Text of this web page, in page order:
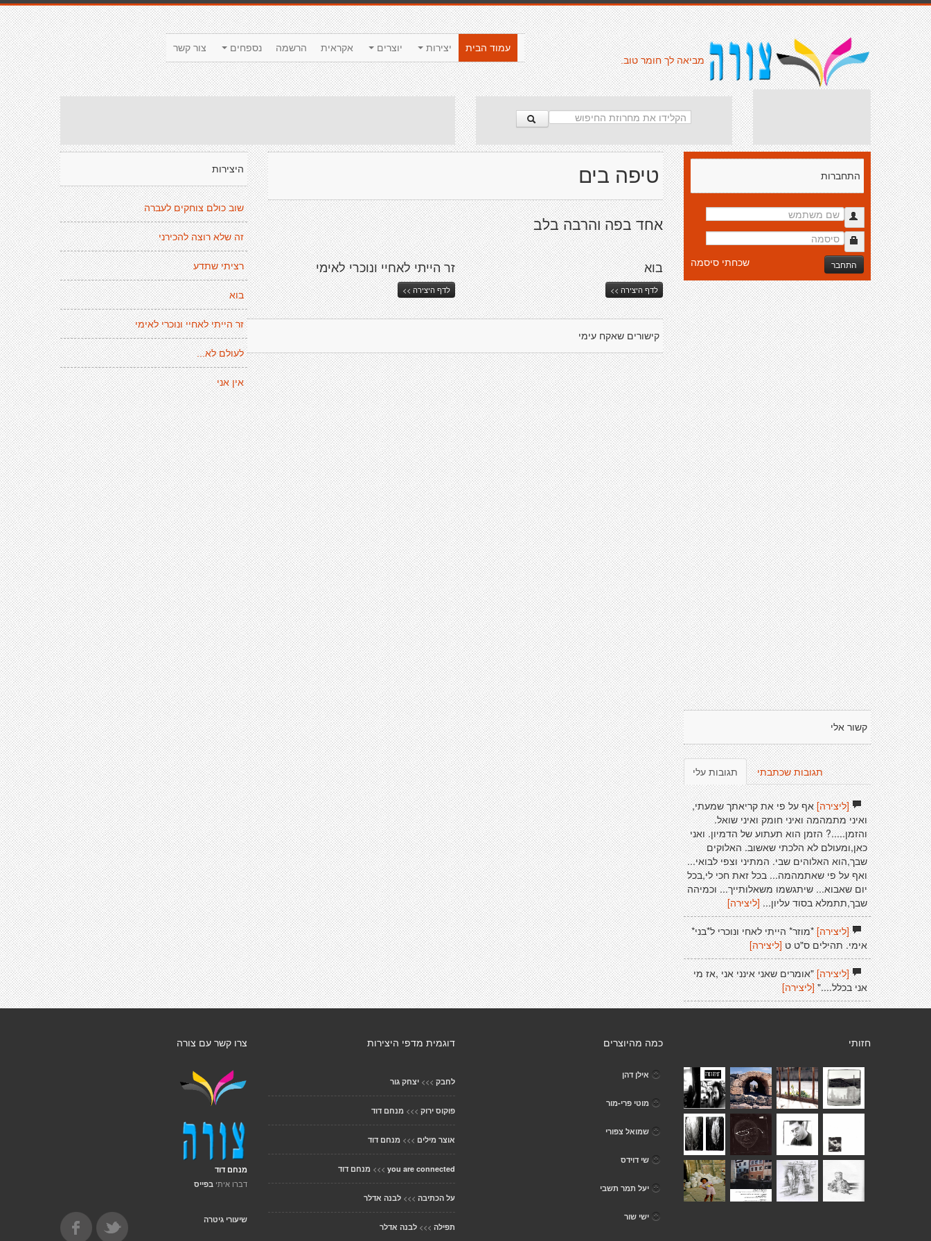
צור קשר נספחים הרשמה אקראית יוצרים יצירות
עמוד הבית
מביאה לך חומר טוב.
היצירות
שוב כולם צוחקים לעברה
זה שלא רוצה להכירני
רציתי שתדע
בוא
זר הייתי לאחיי ונוכרי לאימי
לעולם לא...
אין אני
טיפה בים
אחד בפה והרבה בלב
זר הייתי לאחיי ונוכרי לאימי
לדף היצירה >>
בוא
לדף היצירה >>
קישורים שאקח עימי
התחברות
התחבר שכחתי סיסמה
קשור אלי
תגובות עלי תגובות שכתבתי
[ליצירה]אף על פי את קריאתך שמעתי,
ואיני מתמהמה ואיני חומק ואיני שואל.
והזמן.....? הזמן הוא תעתוע של הדמיון. ואני
כאן,ומעולם לא הלכתי שאשוב. האלוקים
שבך,הוא האלוהים שבי. המתיני וצפי לבואי...
ואף על פי שאתמהמה... בכל זאת חכי לי,בכל
יום שאבוא... שיתגשמו משאלותייך... וכמיהה
שבך,תתמלא בסוד עליון... [ליצירה]
[ליצירה]*מוזר* הייתי לאחי ונוכרי ל*בני*
אימי. תהילים ס"ט ט[ליצירה]
[ליצירה]"אומרים שאני אינני אני ,אז מי
אני בכלל...." [ליצירה]
צרו קשר עם צורה
מנחם דוד
דברו איתי בפייס
שיעורי גיטרה
דוגמית מדפי היצירות
לחבק >>> יצחק גור
פוקוס ירוק >>> מנחם דוד
אוצר מילים >>> מנחם דוד
you are connected
>>> מנחם דוד
על הכתיבה >>> לבנה אדלר
תפילה >>> לבנה אדלר
כמה מהיוצרים
אילן דהן
מוטי פרי-מור
שמואל צפורי
שי דוידס
יעל תמר תשבי
ישי שור
חזותי